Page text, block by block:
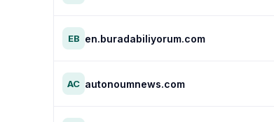
EB en.buradabiliyorum.com
AC autonoumnews.com